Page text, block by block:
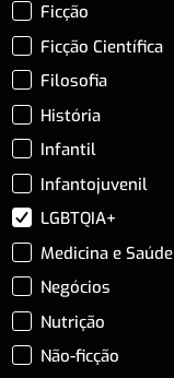
Ficção
Ficção Científica
Filosofia
História
Infantil
Infantojuvenil
LGBTQIA+
Medicina e Saúde
Negócios
Nutrição
Não-ficção